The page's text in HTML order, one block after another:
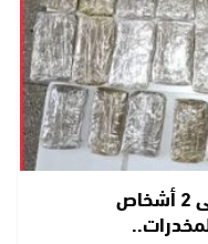
فرقة مكافحة العصابات طَاحْتْ عْلَى 2 أشخاص